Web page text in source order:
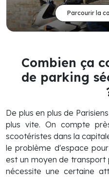
Parcourir la
Combien ça
de parking
De plus en plus de
plus vite. On compte
scootéristes dans la
le problème d'espace
est un moyen de transport
nécessite une certaine